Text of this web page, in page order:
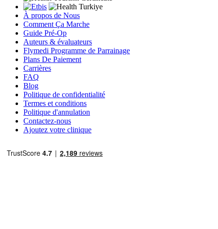
À propos de Nous
Comment Ça Marche
Guide Pré-Op
Auteurs & évaluateurs
Flymedi Programme de Parrainage
Plans De Paiement
Carrières
FAQ
Blog
Politique de confidentialité
Termes et conditions
Politique d'annulation
Contactez-nous
Ajoutez votre clinique